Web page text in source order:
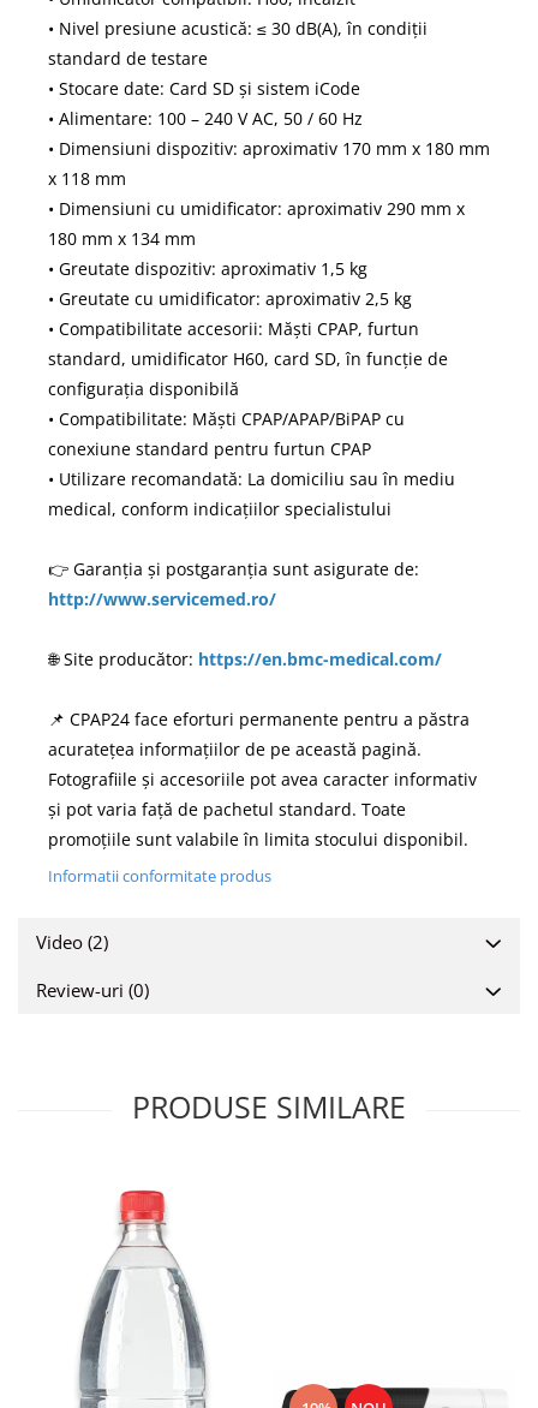
• Nivel presiune acustică: ≤ 30 dB(A), în condiții
standard de testare
• Stocare date: Card SD și sistem iCode
• Alimentare: 100 – 240 V AC, 50 / 60 Hz
• Dimensiuni dispozitiv: aproximativ 170 mm x 180 mm
x 118 mm
• Dimensiuni cu umidificator: aproximativ 290 mm x
180 mm x 134 mm
• Greutate dispozitiv: aproximativ 1,5 kg
• Greutate cu umidificator: aproximativ 2,5 kg
• Compatibilitate accesorii: Măști CPAP, furtun
standard, umidificator H60, card SD, în funcție de
configurația disponibilă
• Compatibilitate: Măști CPAP/APAP/BiPAP cu
conexiune standard pentru furtun CPAP
• Utilizare recomandată: La domiciliu sau în mediu
medical, conform indicațiilor specialistului
👉 Garanția și postgaranția sunt asigurate de:
http://www.servicemed.ro/
🌐 Site producător: https://en.bmc-medical.com/
📌 CPAP24 face eforturi permanente pentru a păstra
acuratețea informațiilor de pe această pagină.
Fotografiile și accesoriile pot avea caracter informativ
și pot varia față de pachetul standard. Toate
promoțiile sunt valabile în limita stocului disponibil.
Informatii conformitate produs
Video (2)
Review-uri (0)
PRODUSE SIMILARE